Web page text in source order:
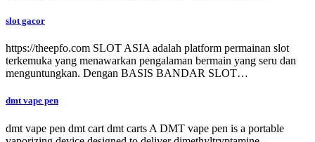
slot gacor
https://theepfo.com SLOT ASIA adalah platform permainan slot
terkemuka yang menawarkan pengalaman bermain yang seru dan
menguntungkan. Dengan BASIS BANDAR SLOT…
dmt vape pen
dmt vape pen dmt cart dmt carts A DMT vape pen is a portable